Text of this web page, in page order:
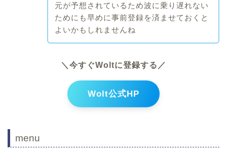
元が予想されているため波に乗り遅れない
ためにも早めに事前登録を済ませておくと
よいかもしれませんね
＼今すぐWoltに登録する／
Wolt公式HP
menu